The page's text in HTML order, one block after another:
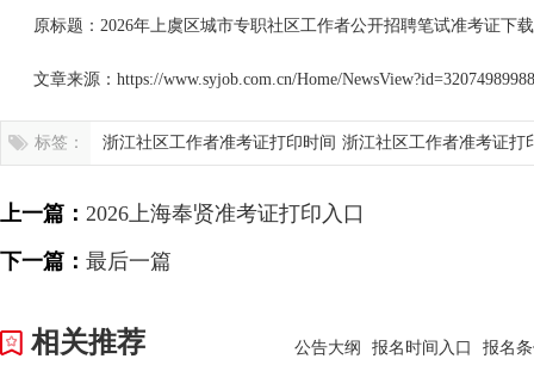
原标题：2026年上虞区城市专职社区工作者公开招聘笔试准考证下
文章来源：https://www.syjob.com.cn/Home/
标签： 浙江社区工作者准考证打印时间 浙江社区工作者准考证打
上一篇： 2026上海奉贤准考证打印入口
下一篇： 最后一篇
相关推荐 公告大纲 报名时间入口 报名